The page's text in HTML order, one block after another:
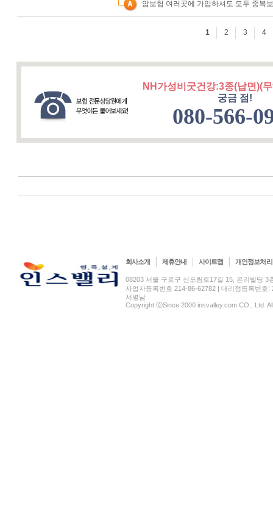
NH가성비굿건강:3종(납면)(
궁금 점!
080-566-
회사소개 제휴안내 사이트맵 개인정보처
08203 서울 구로구 신도림로17길 15, 온리빌딩
사업자등록번호 214-86-62782 | 대리점등록번호:
서병남
Copyright ⓒSince 2000 insvalley.com CO., Ltd.